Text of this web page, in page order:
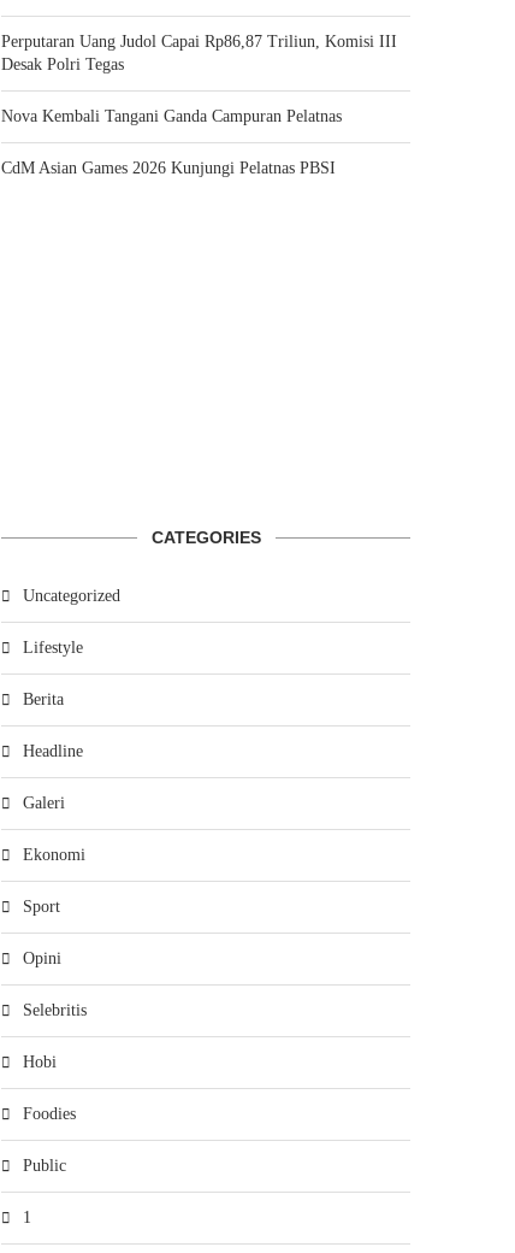
Perputaran Uang Judol Capai Rp86,87 Triliun, Komisi III
Desak Polri Tegas
Nova Kembali Tangani Ganda Campuran Pelatnas
CdM Asian Games 2026 Kunjungi Pelatnas PBSI
CATEGORIES
Uncategorized
Lifestyle
Berita
Headline
Galeri
Ekonomi
Sport
Opini
Selebritis
Hobi
Foodies
Public
1